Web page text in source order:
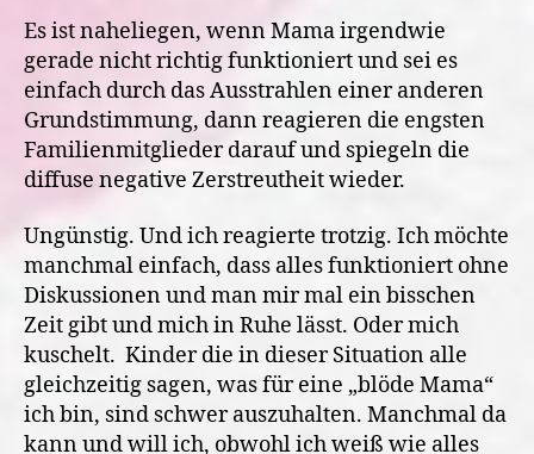
Es ist naheliegen, wenn Mama irgendwie
gerade nicht richtig funktioniert und sei es
einfach durch das Ausstrahlen einer anderen
Grundstimmung, dann reagieren die engsten
Familienmitglieder darauf und spiegeln die
diffuse negative Zerstreutheit wieder.
Ungünstig. Und ich reagierte trotzig. Ich möchte
manchmal einfach, dass alles funktioniert ohne
Diskussionen und man mir mal ein bisschen
Zeit gibt und mich in Ruhe lässt. Oder mich
kuschelt. Kinder die in dieser Situation alle
gleichzeitig sagen, was für eine „blöde Mama“
ich bin, sind schwer auszuhalten. Manchmal da
kann und will ich, obwohl ich weiß wie alles